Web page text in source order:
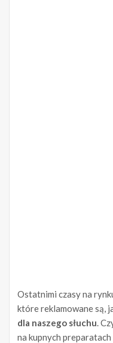
Ostatnimi czasy na
które reklamowane są,
dla naszego słuchu.
na kupnych